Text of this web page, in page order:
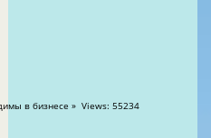
» Views: 55234